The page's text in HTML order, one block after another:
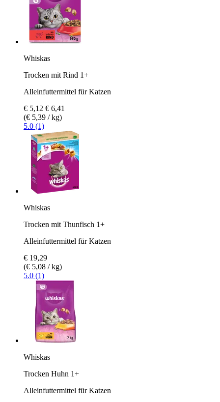
Whiskas
Trocken mit Rind 1+
Alleinfuttermittel für Katzen
€ 5,12 € 6,41
(€ 5,39 / kg)
5.0 (1)
Whiskas
Trocken mit Thunfisch 1+
Alleinfuttermittel für Katzen
€ 19,29
(€ 5,08 / kg)
5.0 (1)
Whiskas
Trocken Huhn 1+
Alleinfuttermittel für Katzen